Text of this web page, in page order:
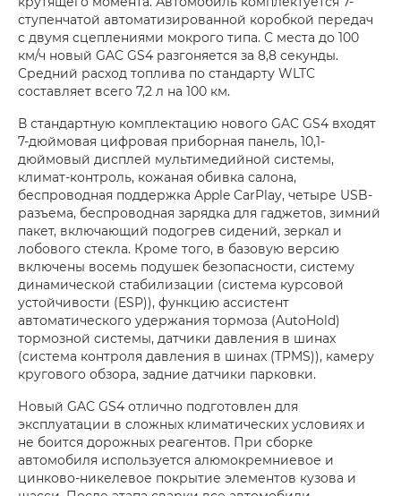
ступенчатой автоматизированной коробкой передач
с двумя сцеплениями мокрого типа. С места до 100
км/ч новый GAC GS4 разгоняется за 8,8 секунды.
Средний расход топлива по стандарту WLTC
составляет всего 7,2 л на 100 км.
В стандартную комплектацию нового GAC GS4 входят
7-дюймовая цифровая приборная панель, 10,1-
дюймовый дисплей мультимедийной системы,
климат-контроль, кожаная обивка салона,
беспроводная поддержка Apple CarPlay, четыре USB-
разъема, беспроводная зарядка для гаджетов, зимний
пакет, включающий подогрев сидений, зеркал и
лобового стекла. Кроме того, в базовую версию
включены восемь подушек безопасности, систему
динамической стабилизации (система курсовой
устойчивости (ESP)), функцию ассистент
автоматического удержания тормоза (AutoHold)
тормозной системы, датчики давления в шинах
(система контроля давления в шинах (TPMS)), камеру
кругового обзора, задние датчики парковки.
Новый GAC GS4 отлично подготовлен для
эксплуатации в сложных климатических условиях и
не боится дорожных реагентов. При сборке
автомобиля используется алюмокремниевое и
цинково-никелевое покрытие элементов кузова и